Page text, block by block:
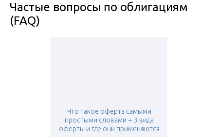
Частые вопросы по облигациям
(FAQ)
Что такое оферта самыми
простыми словами + 3 вида
оферты и где они применяются